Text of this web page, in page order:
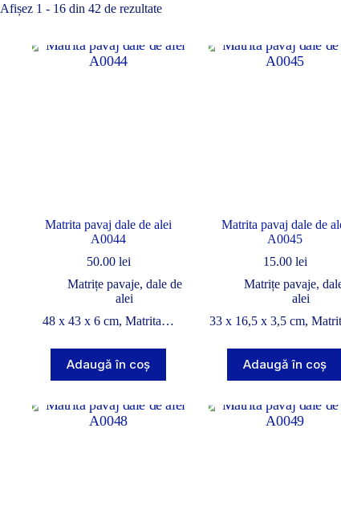
Afișez 1 - 16 din 42 de rezultate
Matrita pavaj dale de alei
A0044
50.00 lei
Matrițe pavaje, dale de
alei
48 x 43 x 6 cm, Matrita…
Adaugă în coș
Matrita pavaj dale de
A0045
15.00 lei
Matrițe pavaje,
alei
33 x 16,5 x 3,5 cm,
Adaugă în coș